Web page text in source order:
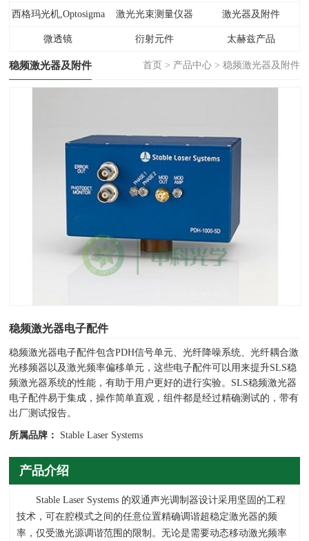
西格玛光机,Optosigma 激光光束测量仪器 激光器及附件
微透镜 衍射元件 太赫兹产品
稳频激光器及附件 首页 > 产品中心> 稳频激光器及附件
稳频激光器电子配件
稳频激光器电子配件包含PDH信号单元、光纤降噪系统、光纤耦合激
光移频器以及激光频率偏移单元，这些电子配件可以用来提升SLS稳
频激光器系统的性能，有助于用户更好的进行实验。SLS稳频激光器
电子配件易于集成，操作简单直观，组件都是经过精确测试的，带有
出厂测试报告。
所属品牌： Stable Laser Systems
产品介绍
Stable Laser Systems 的双通声光调制器设计采用坚固的工程
技术，可在腔模式之间的任意位置精确调谐超稳定激光器的频
率，仅受激光源调谐范围的限制。无论是需要动态移动激光频率